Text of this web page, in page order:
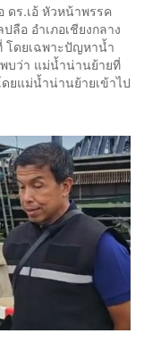
ร.เอ้ หัวหน้าพรรค
ลือ อำเภอเชียงกลาง
ดยเฉพาะปัญหาน้ำ
บว่า แม่น้ำน่านย้ายที่
ยแม่น้ำน่านย้ายเข้าไป